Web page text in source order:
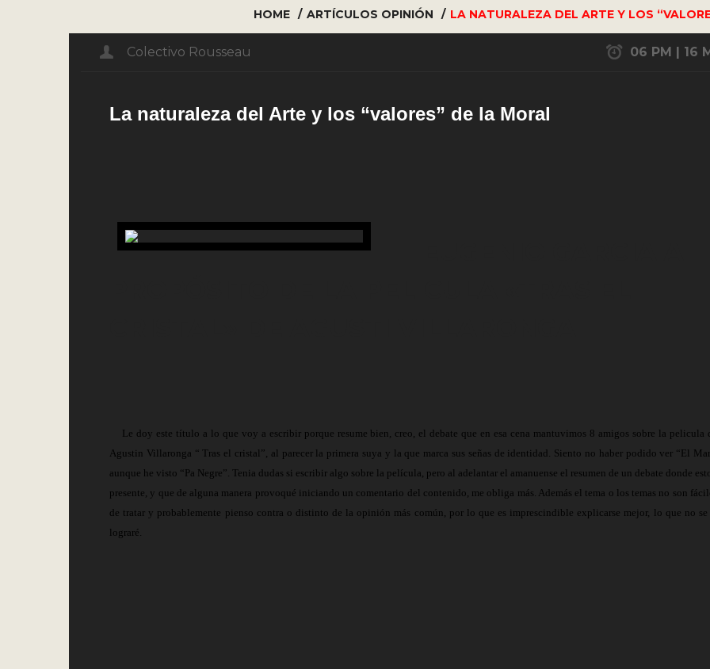
HOME ARTÍCULOS OPINIÓN LA NATURALEZA DEL ARTE Y LOS
Colectivo Rousseau 06 PM | 16
La naturaleza del Arte y los “valores” de la Moral
Le doy este título a lo que voy a escribir porque resume bien, creo, el debate que en esa cena mantuvimos 8 amigos sobre la pelicula
Agustin Villaronga “ Tras el cristal”, al parecer la primera suya y la que marca sus señas de identidad. Siento no haber podido ver “El
aunque he visto “Pa Negre”. Tenia dudas si escribir algo sobre la película, pero al adelantar el amanuense el resumen de un debate donde
presente, y que de alguna manera provoqué iniciando un comentario del contenido, me obliga más. Además el tema o los temas no son
de tratar y probablemente pienso contra o distinto de la opinión más común, por lo que es imprescindible explicarse mejor, lo que no se
lograré.